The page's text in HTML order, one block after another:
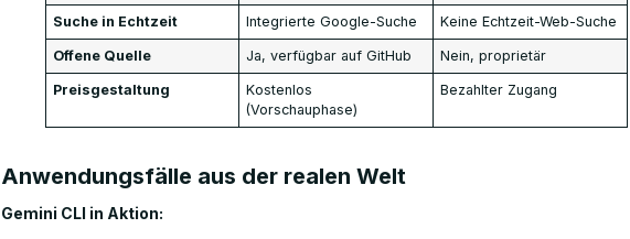
Suche in Echtzeit Integrierte Google-Suche Keine Echtzeit-Web-Suche
Offene Quelle Ja, verfügbar auf GitHub Nein, proprietär
Preisgestaltung
Kostenlos
(Vorschauphase)
Bezahlter Zugang
Anwendungsfälle aus der realen Welt
Gemini CLI in Aktion: